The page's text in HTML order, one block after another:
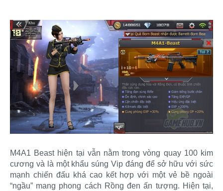
M4A1 Beast hiện tại vẫn nằm trong vòng quay 100 kim
cương và là một khẩu súng Vip đáng để sở hữu với sức
mạnh chiến đấu khá cao kết hợp với một vẻ bề ngoài
“ngầu” mang phong cách Rồng đen ấn tượng. Hiện tại,